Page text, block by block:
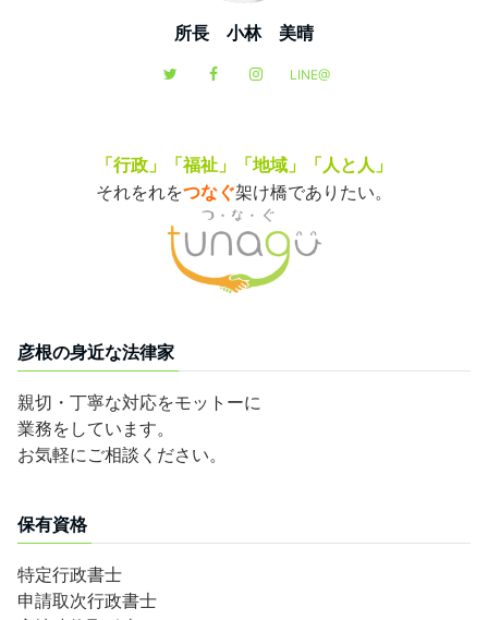
所長 小林 美晴
LINE@
「行政」「福祉」「地域」「人と人」
それをれをつなぐ架け橋でありたい。
彦根の身近な法律家
親切・丁寧な対応をモットーに
業務をしています。
お気軽にご相談ください。
保有資格
特定行政書士
申請取次行政書士